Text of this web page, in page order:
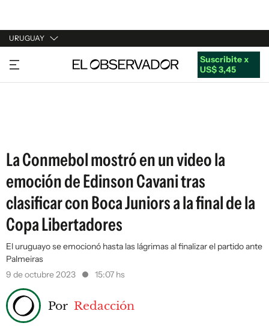
URUGUAY
URUGUAY
ARGENTINA
Suscribite x
US$ 3,45
La Conmebol mostró en un video la
emoción de Edinson Cavani tras
clasificar con Boca Juniors a la final de la
Copa Libertadores
El uruguayo se emocionó hasta las lágrimas al finalizar el partido ante
Palmeiras
9 de octubre 2023
15:07 hs
Por Redacción